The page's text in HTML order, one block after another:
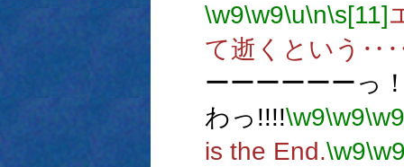
\w9\w9\u\n\s[11]
て逝くという
ーーーーーーっ
わっ!!!!\w9\w9\w9
is the End.\w9